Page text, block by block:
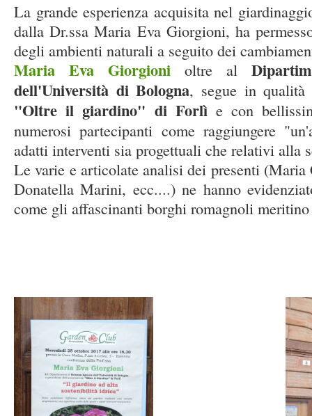
La grande esperienza acquisita nel
dalla Dr.ssa Maria Eva Giorgioni, ha
degli ambienti naturali a seguito dei
Maria Eva Giorgioni oltre al
dell'Università di Bologna, segue in
"Oltre il giardino" di Forlìe con
numerosi partecipanti come raggiungere
adatti interventi sia progettuali che relativi alla
Le varie e articolate analisi dei presenti
Donatella Marini, ecc....) ne hanno
come gli affascinanti borghi romagnoli